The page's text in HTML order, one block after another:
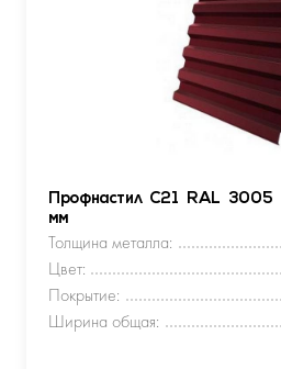
Профнастил С21 RAL 3005
мм
Толщина металла:
Цвет:
Покрытие:
Ширина общая: